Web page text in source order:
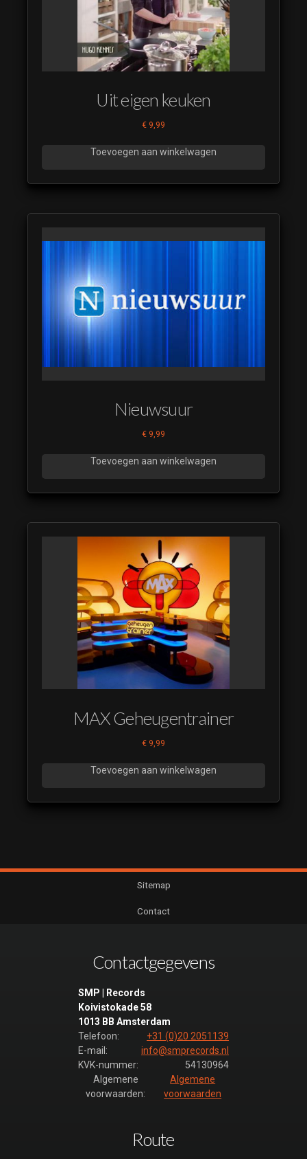
Uit eigen keuken
€ 9,99
Toevoegen aan winkelwagen
Nieuwsuur
€ 9,99
Toevoegen aan winkelwagen
MAX Geheugentrainer
€ 9,99
Toevoegen aan winkelwagen
Sitemap
Contact
Contactgegevens
SMP | Records
Koivistokade 58
1013 BB Amsterdam
Telefoon:
+31 (0)20 2051139
E-mail:
info@smprecords.nl
KVK-nummer:
54130964
Algemene
voorwaarden:
Algemene
voorwaarden
Route